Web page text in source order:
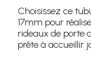
Choisissez ce
17mm pour
rideaux de porte
prête à accueillir